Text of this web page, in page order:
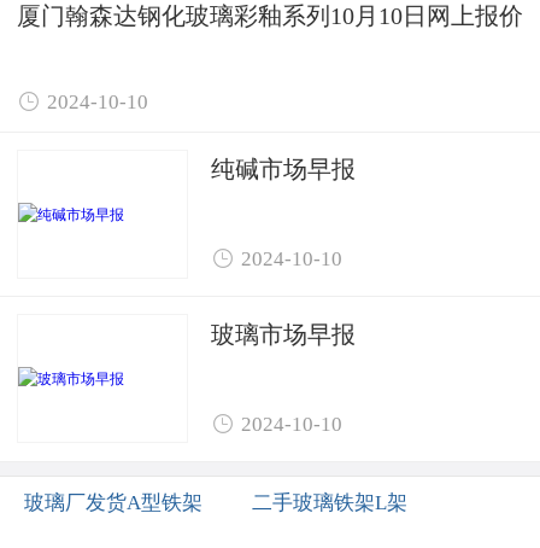
厦门翰森达钢化玻璃彩釉系列10月10日网上报价
 2024-10-10
纯碱市场早报
 2024-10-10
玻璃市场早报
 2024-10-10
玻璃厂发货A型铁架 二手玻璃铁架L架